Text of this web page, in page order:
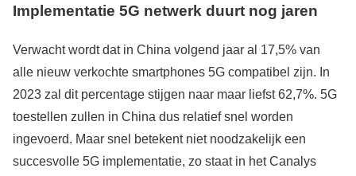
Implementatie 5G netwerk duurt nog jaren
Verwacht wordt dat in China volgend jaar al 17,5% van
alle nieuw verkochte smartphones 5G compatibel zijn. In
2023 zal dit percentage stijgen naar maar liefst 62,7%. 5G
toestellen zullen in China dus relatief snel worden
ingevoerd. Maar snel betekent niet noodzakelijk een
succesvolle 5G implementatie, zo staat in het Canalys